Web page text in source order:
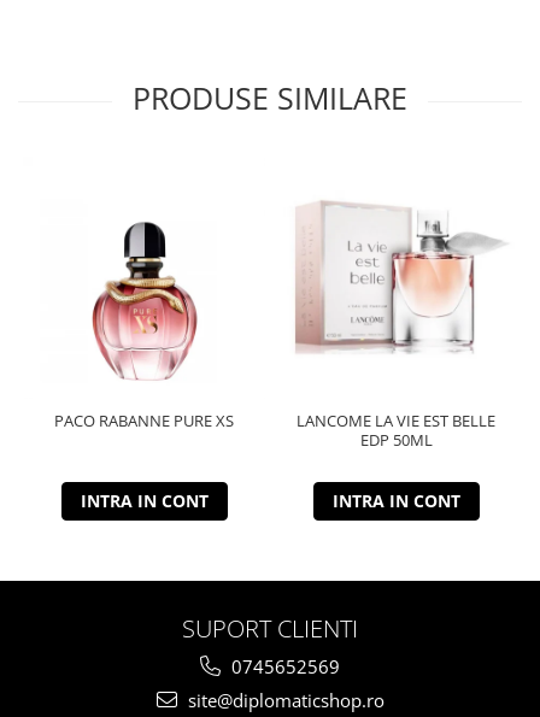
PRODUSE SIMILARE
PACO RABANNE PURE XS
INTRA IN CONT
LANCOME LA VIE EST BELLE
EDP 50ML
INTRA IN CONT
SUPORT CLIENTI
0745652569
site@diplomaticshop.ro